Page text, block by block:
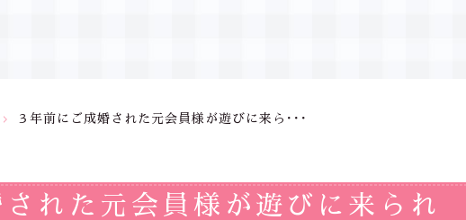
> ３年前にご成婚された元会員様が遊びに来ら･･･
れた元会員様が遊びに来られ